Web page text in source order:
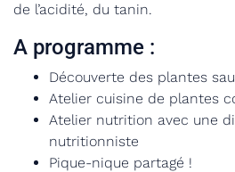
de l’acidité, du tanin.
A programme :
Découverte des plantes
Atelier cuisine de plantes
Atelier nutrition avec une
nutritionniste
Pique-nique partagé !